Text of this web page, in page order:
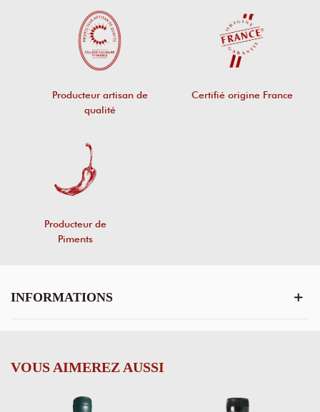
Producteur artisan de
qualité
Certifié origine France
Producteur de
Piments
INFORMATIONS
VOUS AIMEREZ AUSSI